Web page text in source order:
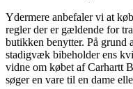
Ydermere anbefaler vi at
regler der er gældende for
butikken benytter. På grund
stadigvæk bibeholder ens
vidne om købet af Carhartt
søger en vare til en dame